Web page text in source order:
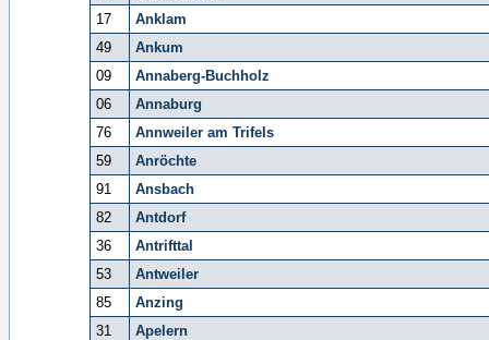
17
Anklam
49
Ankum
09
Annaberg-Buchholz
06
Annaburg
76
Annweiler am Trifels
59
Anröchte
91
Ansbach
82
Antdorf
36
Antrifttal
53
Antweiler
85
Anzing
31
Apelern